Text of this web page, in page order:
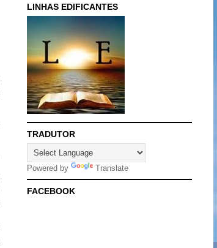
LINHAS EDIFICANTES
TRADUTOR
Powered by Translate
FACEBOOK